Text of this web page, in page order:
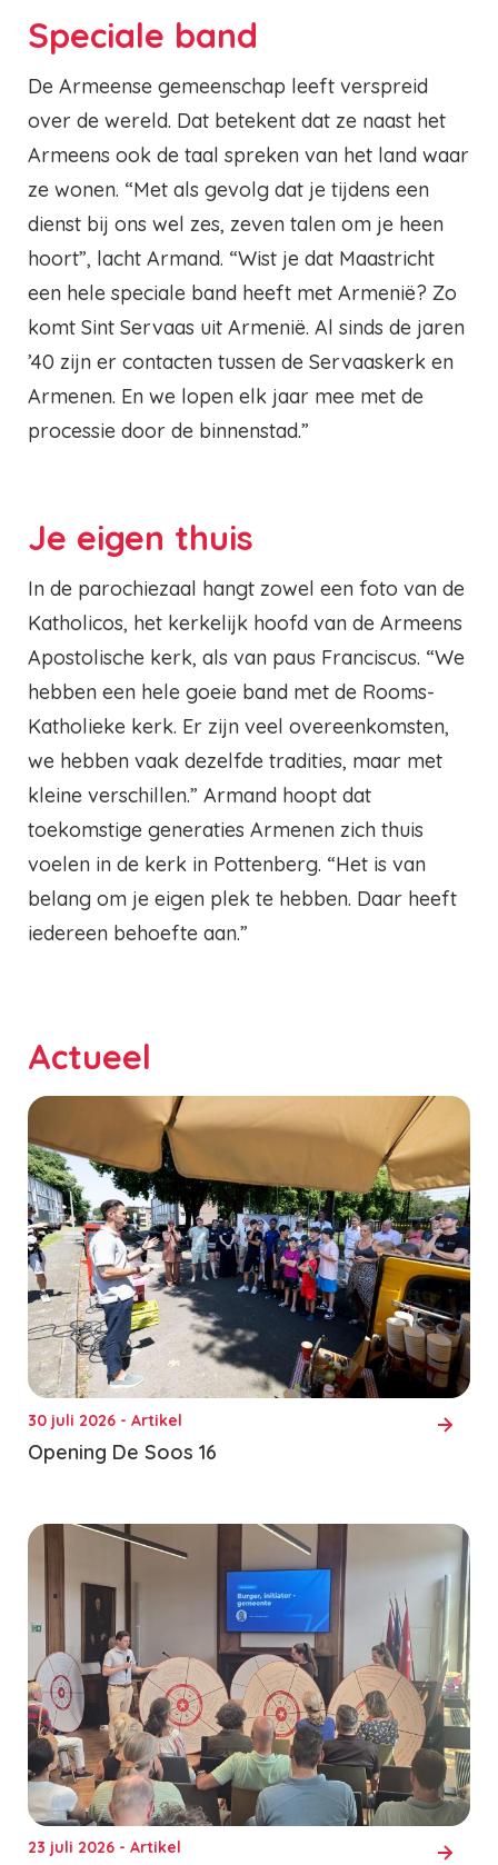
Speciale band
De Armeense gemeenschap leeft verspreid
over de wereld. Dat betekent dat ze naast het
Armeens ook de taal spreken van het land waar
ze wonen. “Met als gevolg dat je tijdens een
dienst bij ons wel zes, zeven talen om je heen
hoort”, lacht Armand. “Wist je dat Maastricht
een hele speciale band heeft met Armenië? Zo
komt Sint Servaas uit Armenië. Al sinds de jaren
’40 zijn er contacten tussen de Servaaskerk en
Armenen. En we lopen elk jaar mee met de
processie door de binnenstad.”
Je eigen thuis
In de parochiezaal hangt zowel een foto van de
Katholicos, het kerkelijk hoofd van de Armeens
Apostolische kerk, als van paus Franciscus. “We
hebben een hele goeie band met de Rooms-
Katholieke kerk. Er zijn veel overeenkomsten,
we hebben vaak dezelfde tradities, maar met
kleine verschillen.” Armand hoopt dat
toekomstige generaties Armenen zich thuis
voelen in de kerk in Pottenberg. “Het is van
belang om je eigen plek te hebben. Daar heeft
iedereen behoefte aan.”
Actueel
30 juli 2026 - Artikel
Opening De Soos 16
23 juli 2026 - Artikel